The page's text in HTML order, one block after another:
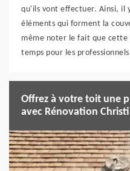
qu'ils vont effectuer. Ainsi, il
éléments qui forment la
même noter le fait que cette
temps pour les
Offrez à votre toit une
avec Rénovation